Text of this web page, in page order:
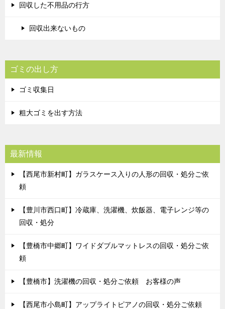
回収した不用品の行方
回収出来ないもの
ゴミの出し方
ゴミ収集日
粗大ゴミを出す方法
最新情報
【西尾市新村町】ガラスケース入りの人形の回収・処分ご依
頼
【豊川市西口町】冷蔵庫、洗濯機、炊飯器、電子レンジ等の
回収・処分
【豊橋市中郷町】ワイドダブルマットレスの回収・処分ご依
頼
【豊橋市】洗濯機の回収・処分ご依頼 お客様の声
【西尾市小島町】アップライトピアノの回収・処分ご依頼